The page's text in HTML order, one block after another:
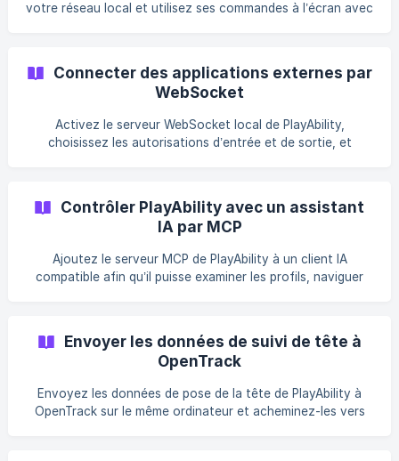
votre réseau local et utilisez ses commandes à l’écran avec
Connecter des applications externes par
WebSocket
Activez le serveur WebSocket local de PlayAbility,
choisissez les autorisations d’entrée et de sortie, et
Contrôler PlayAbility avec un assistant
IA par MCP
Ajoutez le serveur MCP de PlayAbility à un client IA
compatible afin qu’il puisse examiner les profils, naviguer
Envoyer les données de suivi de tête à
OpenTrack
Envoyez les données de pose de la tête de PlayAbility à
OpenTrack sur le même ordinateur et acheminez-les vers